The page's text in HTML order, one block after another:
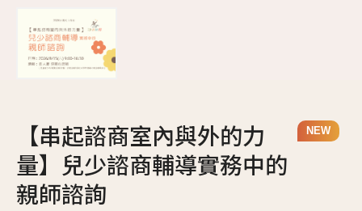
【串起諮商室內與外的力
量】兒少諮商輔導實務中的
親師諮詢
NEW